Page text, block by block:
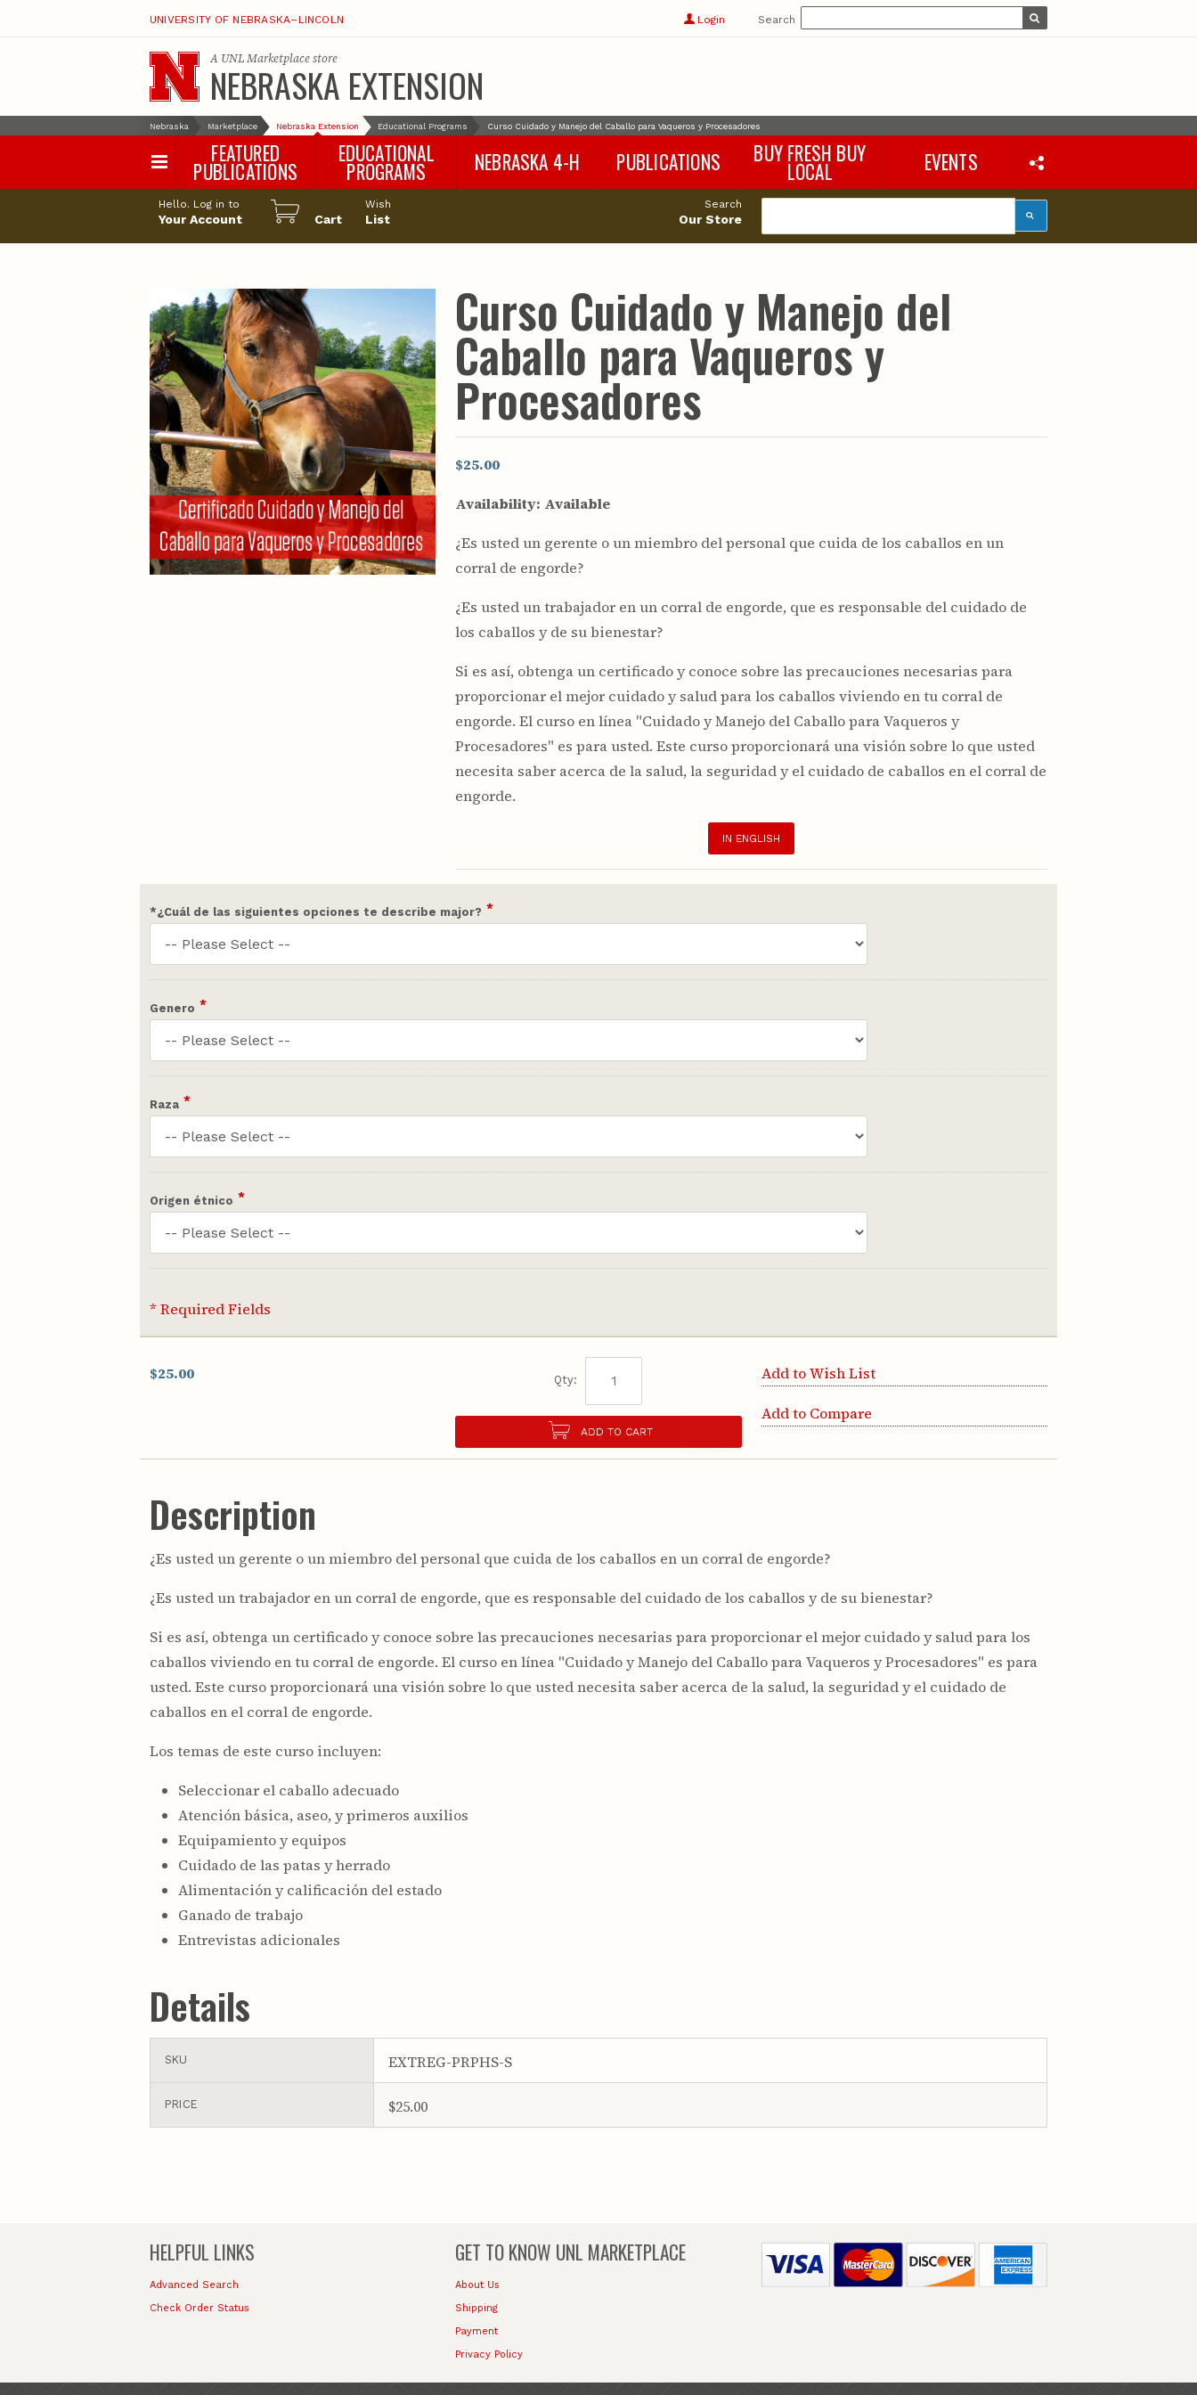
UNIVERSITY OF NEBRASKA–LINCOLN Login Search
A UNL Marketplacestore
NEBRASKA EXTENSION
Nebraska Marketplace Nebraska Extension Educational Programs Curso Cuidado y Manejo del Caballo para Vaqueros y Procesadores
FEATURED
PUBLICATIONS
EDUCATIONAL
PROGRAMS
Happy Orchard
Pollinator Habitat
NEBRASKA 4-H PUBLICATIONS
Agronomy & Horticulture
Foods & Nutrition
Home & Garden
Pesticides
Plant Pathology
Water Management
Youth & Families
BUY FRESH BUY
LOCAL EVENTS
Hello. Log in to
Your Account Cart
Wish
List
Search
Our Store
Curso Cuidado y Manejo del
Caballo para Vaqueros y
Procesadores
$25.00
Availability: Available
¿Es usted un gerente o un miembro del personal que cuida de los caballos en un
corral de engorde?
¿Es usted un trabajador en un corral de engorde, que es responsable del cuidado de
los caballos y de su bienestar?
Si es así, obtenga un certificado y conoce sobre las precauciones necesarias para
proporcionar el mejor cuidado y salud para los caballos viviendo en tu corral de
engorde. El curso en línea "Cuidado y Manejo del Caballo para Vaqueros y
Procesadores" es para usted. Este curso proporcionará una visión sobre lo que usted
necesita saber acerca de la salud, la seguridad y el cuidado de caballos en el corral de
engorde.
IN ENGLISH
*
*¿Cuál de las siguientes opciones te describe major?
*
Genero
*
Raza
*
Origen étnico
* Required Fields
$25.00 Qty:
ADD TO CART
Add to Wish List
Add to Compare
Description
¿Es usted un gerente o un miembro del personal que cuida de los caballos en un corral de engorde?
¿Es usted un trabajador en un corral de engorde, que es responsable del cuidado de los caballos y de su bienestar?
Si es así, obtenga un certificado y conoce sobre las precauciones necesarias para proporcionar el mejor cuidado y salud para los
caballos viviendo en tu corral de engorde. El curso en línea "Cuidado y Manejo del Caballo para Vaqueros y Procesadores" es para
usted. Este curso proporcionará una visión sobre lo que usted necesita saber acerca de la salud, la seguridad y el cuidado de
caballos en el corral de engorde.
Los temas de este curso incluyen:
Seleccionar el caballo adecuado
Atención básica, aseo, y primeros auxilios
Equipamiento y equipos
Cuidado de las patas y herrado
Alimentación y calificación del estado
Ganado de trabajo
Entrevistas adicionales
Details
SKU EXTREG-PRPHS-S
PRICE $25.00
HELPFUL LINKS
Advanced Search
Check Order Status
GET TO KNOW UNL MARKETPLACE
About Us
Shipping
Payment
Privacy Policy